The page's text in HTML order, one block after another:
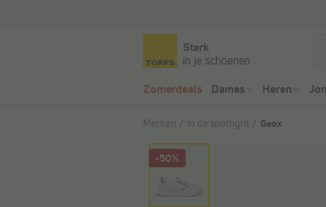
Sterk
in je schoenen
Zomerdeals Dames Heren
Merken In de spotlight Geox
-50%